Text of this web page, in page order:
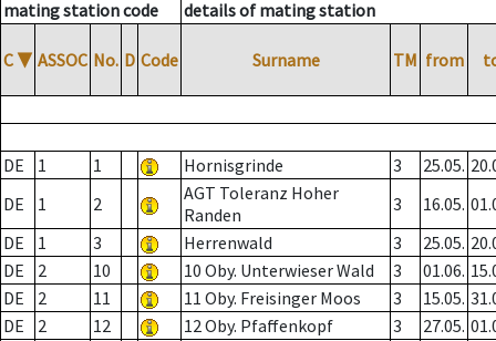
mating station code details of mating station
C ▼ ASSOC No. D Code Surname TM from
DE 1 1 Hornisgrinde 3 25.05.
DE
1 2
AGT Toleranz Hoher
Randen
3 16.05.
DE
1 3 Herrenwald 3 25.05.
DE
2 10 10 Oby. Unterwieser Wald 3 01.06.
DE
2 11 11 Oby. Freisinger Moos 3 15.05.
DE
2 12 12 Oby. Pfaffenkopf 3 27.05.